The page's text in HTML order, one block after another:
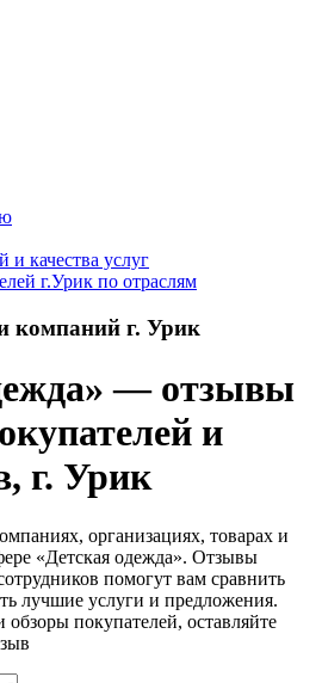
и качества услуг
г.Урик по отраслям
компаний г. Урик
— отзывы
и
г. Урик
организациях, товарах и
«Детская одежда». Отзывы
помогут вам сравнить
лучшие услуги и предложения.
покупателей, оставляйте